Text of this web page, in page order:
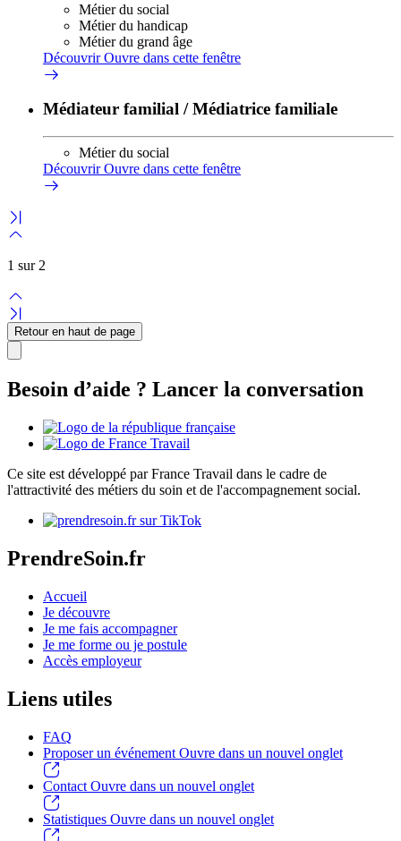
Métier du social
Métier du handicap
Métier du grand âge
DécouvrirOuvre dans cette fenêtre
Médiateur familial / Médiatrice familiale
Métier du social
DécouvrirOuvre dans cette fenêtre
1 sur 2
Retour en haut de page
Besoin d’aide ? Lancer la conversation
Ce site est développé par France Travail dans le cadre de
l'attractivité des métiers du soin et de l'accompagnement social.
PrendreSoin.fr
Accueil
Je découvre
Je me fais accompagner
Je me forme ou je postule
Accès employeur
Liens utiles
FAQ
Proposer un événement Ouvre dans un nouvel onglet
Contact Ouvre dans un nouvel onglet
Statistiques Ouvre dans un nouvel onglet